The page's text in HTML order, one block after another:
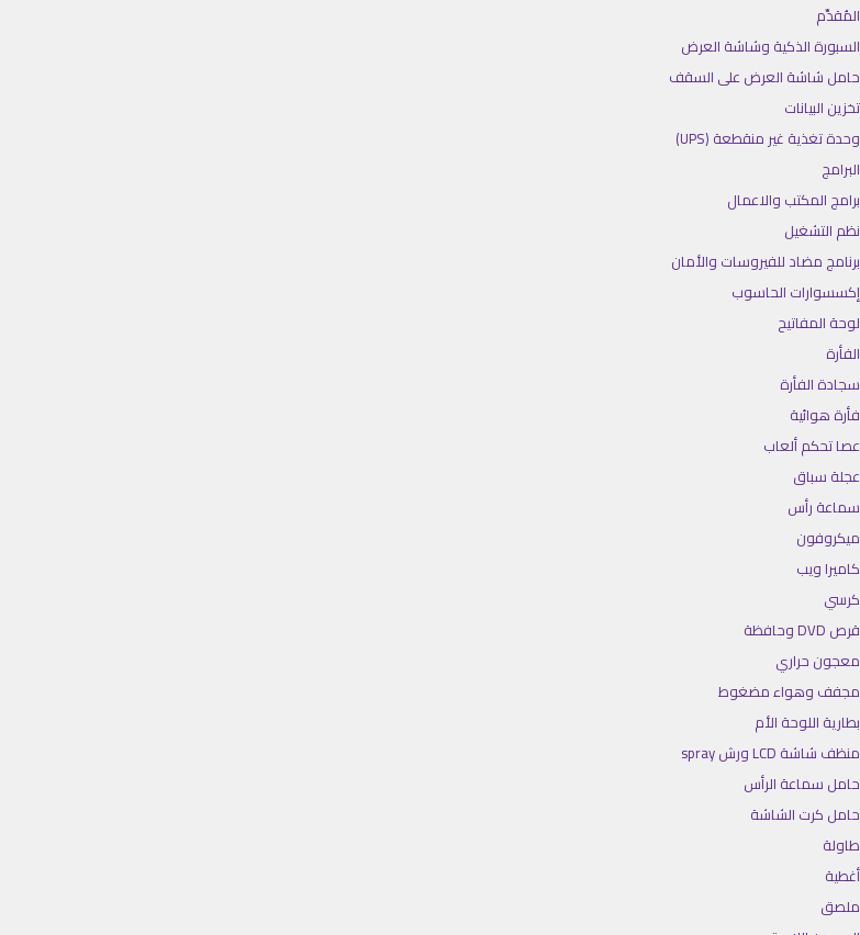
المُقدِّم
السبورة الذكية وشاشة العرض
حامل شاشة العرض على السقف
تخزين البيانات
وحدة تغذية غير منقطعة (UPS)
البرامج
برامج المكتب والاعمال
نظم التشغيل
برنامج مضاد للفيروسات والأمان
إكسسوارات الحاسوب
لوحة المفاتيح
الفأرة
سجادة الفأرة
فأرة هوائية
عصا تحكم ألعاب
عجلة سباق
سماعة رأس
ميكروفون
كاميرا ويب
كرسي
قرص DVD وحافظة
معجون حراري
مجفف وهواء مضغوط
بطارية اللوحة الأم
منظف شاشة LCD ورش spray
حامل سماعة الرأس
حامل كرت الشاشة
طاولة
أغطية
ملصق